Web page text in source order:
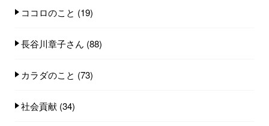
ココロのこと (19)
長谷川章子さん (88)
カラダのこと (73)
社会貢献 (34)